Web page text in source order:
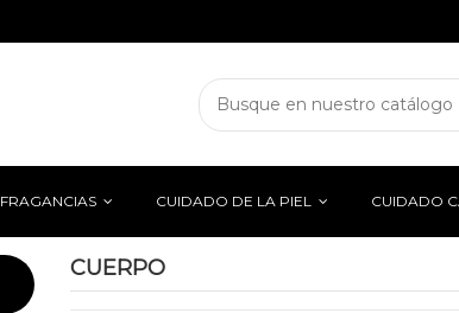
FRAGANCIAS CUIDADO DE LA PIEL CUIDADO
CUERPO